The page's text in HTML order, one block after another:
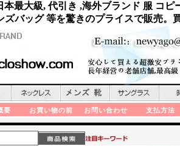
本最大級, 代引き ,海外ブランド 服 コ
ズバッグ 等を驚きのプライスで販売。
要 お買い物の前 お問い合わせ 支払方法